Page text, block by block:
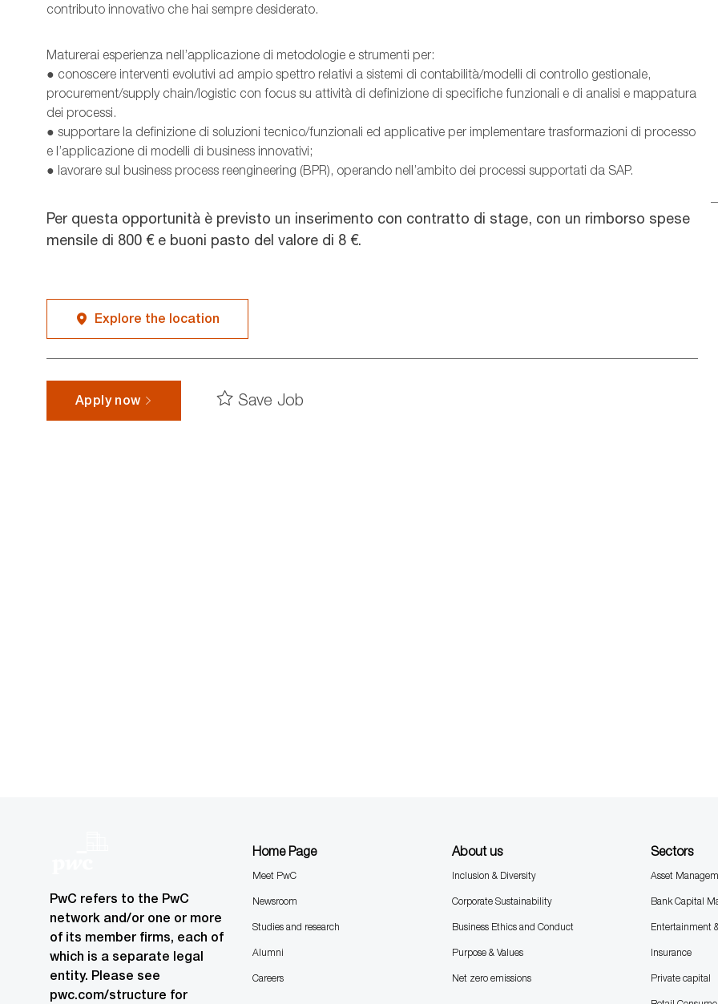
contributo innovativo che hai sempre desiderato.
Maturerai esperienza nell’applicazione di metodologie e strumenti per:
● conoscere interventi evolutivi ad ampio spettro relativi a sistemi di contabilità/modelli di controllo gestionale,
procurement/supply chain/logistic con focus su attività di definizione di specifiche funzionali e di analisi e mappatura
dei processi.
● supportare la definizione di soluzioni tecnico/funzionali ed applicative per implementare trasformazioni di processo
e l’applicazione di modelli di business innovativi;
● lavorare sul business process reengineering (BPR), operando nell’ambito dei processi supportati da SAP.
Per questa opportunità è previsto un inserimento con contratto di stage, con un rimborso spese
mensile di 800 € e buoni pasto del valore di 8 €.
Explore the location
Apply now Save Job
PwC refers to the PwC
network and/or one or more
of its member firms, each of
which is a separate legal
entity. Please see
pwc.com/structure for
Home Page
Meet PwC
Newsroom
Studies and research
Alumni
Careers
About us
Inclusion & Diversity
Corporate Sustainability
Business Ethics and Conduct
Purpose & Values
Net zero emissions
Sectors
Asset
Bank Capital
Entertainment
Insurance
Private capital